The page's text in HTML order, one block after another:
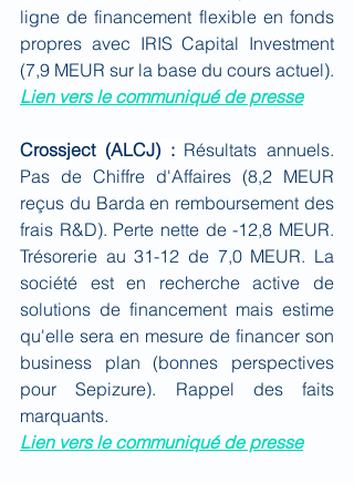
ligne de financement flexible en fonds
propres avec IRIS Capital Investment
(7,9 MEUR sur la base du cours actuel).
Lien vers le communiqué de presse
Crossject (ALCJ) : Résultats annuels.
Pas de Chiffre d'Affaires (8,2 MEUR
reçus du Barda en remboursement des
frais R&D). Perte nette de -12,8 MEUR.
Trésorerie au 31-12 de 7,0 MEUR. La
société est en recherche active de
solutions de financement mais estime
qu'elle sera en mesure de financer son
business plan (bonnes perspectives
pour Sepizure). Rappel des faits
marquants.
Lien vers le communiqué de presse